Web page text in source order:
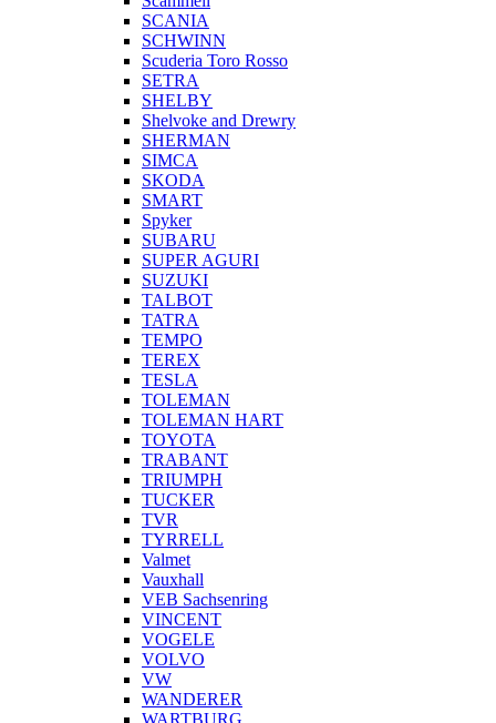
SCANIA
SCHWINN
Scuderia Toro Rosso
SETRA
SHELBY
Shelvoke and Drewry
SHERMAN
SIMCA
SKODA
SMART
Spyker
SUBARU
SUPER AGURI
SUZUKI
TALBOT
TATRA
TEMPO
TEREX
TESLA
TOLEMAN
TOLEMAN HART
TOYOTA
TRABANT
TRIUMPH
TUCKER
TVR
TYRRELL
Valmet
Vauxhall
VEB Sachsenring
VINCENT
VOGELE
VOLVO
VW
WANDERER